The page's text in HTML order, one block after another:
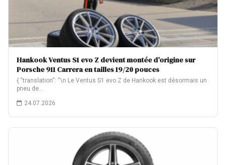
Hankook Ventus S1 evo Z devient montée d’origine sur
Porsche 911 Carrera en tailles 19/20 pouces
{ “translation”: “\n Le Ventus S1 evo Z de Hankook est désormais un
pneu de…
24.07.2026